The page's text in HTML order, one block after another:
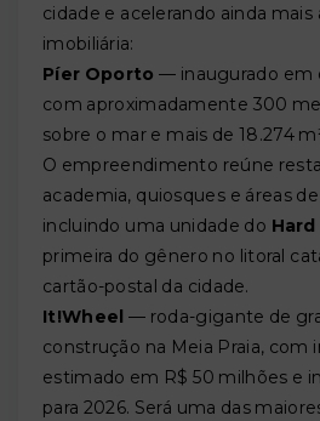
cidade e acelerando ainda mais
imobiliária:
Píer Oporto — inaugurado em
com aproximadamente 300
sobre o mar e mais de 18.274
O empreendimento reúne
academia, quiosques e áreas
incluindo uma unidade do
primeira do gênero no litoral
cartão-postal da cidade.
It!Wheel — roda-gigante de
construção na Meia Praia, com
estimado em R$ 50 milhões e
para 2026. Será uma das